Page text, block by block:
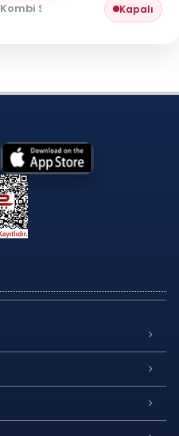
Kombi Servisi Kapalı